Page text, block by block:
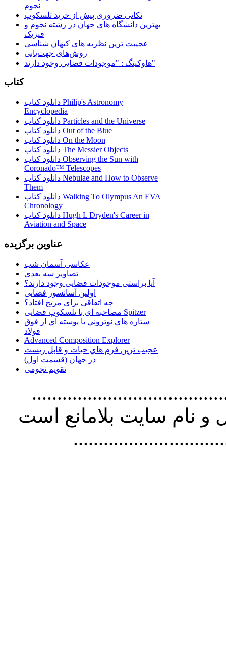
نجوم
نکاتی ضروری پیش از خرید تلسکوپ
بهترین دانشگاه های جهان در رشته نجوم و
فیزیک
عجیبت ترین نظریه های کیهان شناسی
روش‌های جهت‌یابی
هاوكينگ : "موجودات فضايي وجود دارند"
کتاب
دانلود کتاب Philip's Astronomy
Encyclopedia
دانلود کتاب Particles and the Universe
دانلود کتاب Out of the Blue
دانلود کتاب On the Moon
دانلود کتاب The Messier Objects
دانلود کتاب Observing the Sun with
Coronado™ Telescopes
دانلود کتاب Nebulae and How to Observe
Them
دانلود کتاب Walking To Olympus An EVA
Chronology
دانلود کتاب Hugh L Dryden's Career in
Aviation and Space
عناوین برگزیده
عکاسی آسمان شب
تصاویر سه بعدی
آیا براستی موجودات فضایی وجود دارند؟
اولین آسانسور فضایی
چه اتفاقی برای مریخ افتاد؟
مصاحبه ای با تلسکوپ فضایی Spitzer
ستاره هاي نوتروني با پوسته اي از فوق
فولاد
Advanced Composition Explorer
عجیب ترین فرم هاي حيات و قابل زيست
در جهان (قسمت اول)
تقویم نجومی
استفاده از
نام سايت بلامانع است